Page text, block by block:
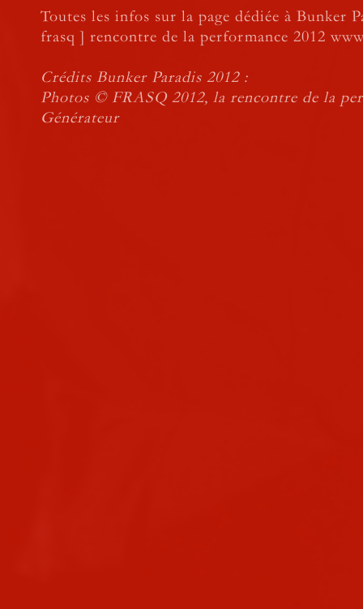
Toutes les infos sur la page dédiée à Bunker
frasq ] rencontre de la performance 2012
Crédits Bunker Paradis 2012 :
Photos © FRASQ 2012, la rencontre de la
Générateur